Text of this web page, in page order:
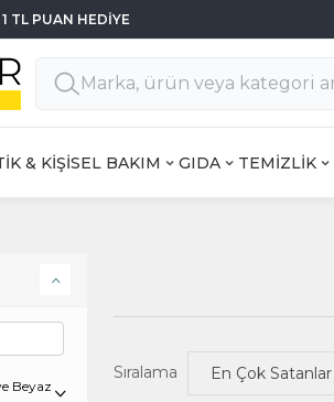
TL PUAN HEDİYE
& KİŞİSEL BAKIM GIDA TEMİZLİK
Sıralama
Beyaz